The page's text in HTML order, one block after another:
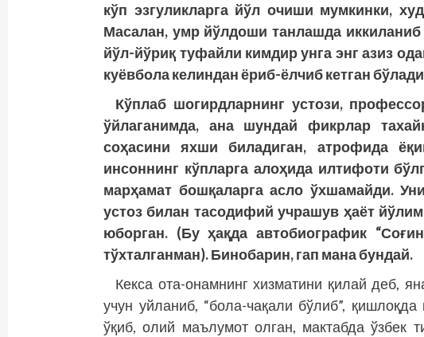
кўп эзгуликларга йўл очиши мумкинки,
Масалан, умр йўлдоши танлашда иккиланиб
йўл-йўриқ туфайли кимдир унга энг азиз
куёвбола келиндан ёриб-ёлчиб кетган
Кўплаб шогирдларнинг устози,
ўйлаганимда, ана шундай фикрлар
соҳасини яхши биладиган, атрофида
инсоннинг кўпларга алоҳида илтифоти
марҳамат бошқаларга асло ўхшамайди.
устоз билан тасодифий учрашув ҳаёт
юборган. (Бу ҳақда автобиографик
тўхталганман). Бинобарин, гап мана бундай.
Кекса ота-онамнинг хизматини қилай деб,
учун уйланиб, “бола-чақали бўлиб”,
ўқиб, олий маълумот олган, мактабда ўзбек